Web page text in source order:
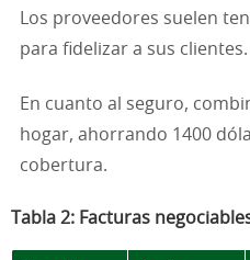
Los proveedores suelen
para fidelizar a sus clientes.
En cuanto al seguro,
hogar, ahorrando 1400
cobertura.
Tabla 2: Facturas